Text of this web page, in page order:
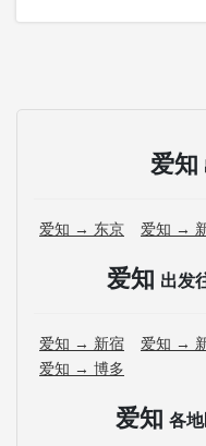
爱知
爱知 → 东京 爱知 →
爱知 出发
爱知 → 新宿 爱知 →
爱知 → 博多
爱知 各